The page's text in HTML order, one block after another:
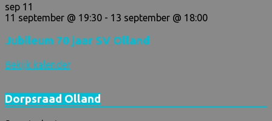
sep 11
11 september @ 19:30 - 13 september @ 18:00
Jubileum 70 jaar SV Olland
Bekijk kalender
Dorpsraad Olland